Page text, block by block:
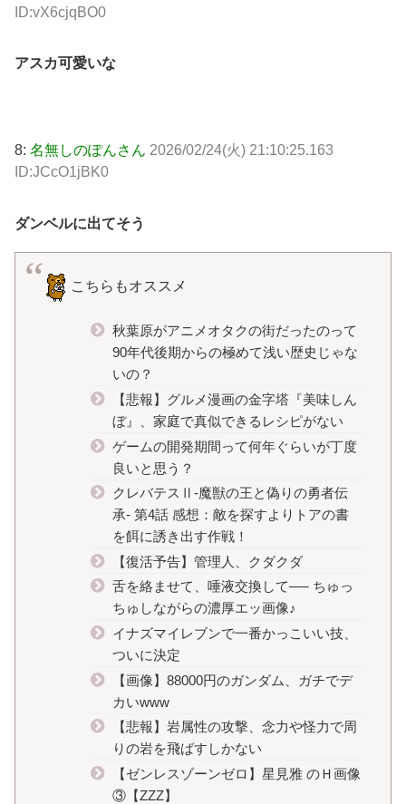
ID:vX6cjqBO0
アスカ可愛いな
8: 名無しのぽんさん 2026/02/24(火) 21:10:25.163
ID:JCcO1jBK0
ダンベルに出てそう
こちらもオススメ
秋葉原がアニメオタクの街だったのって
90年代後期からの極めて浅い歴史じゃな
いの？
【悲報】グルメ漫画の金字塔『美味しん
ぼ』、家庭で真似できるレシピがない
ゲームの開発期間って何年ぐらいが丁度
良いと思う？
クレバテスⅡ-魔獣の王と偽りの勇者伝
承- 第4話 感想：敵を探すよりトアの書
を餌に誘き出す作戦！
【復活予告】管理人、クダクダ
舌を絡ませて、唾液交換して── ちゅっ
ちゅしながらの濃厚エッ画像♪
イナズマイレブンで一番かっこいい技、
ついに決定
【画像】88000円のガンダム、ガチでデ
カいwww
【悲報】岩属性の攻撃、念力や怪力で周
りの岩を飛ばすしかない
【ゼンレスゾーンゼロ】星見雅 のＨ画像
③【ZZZ】